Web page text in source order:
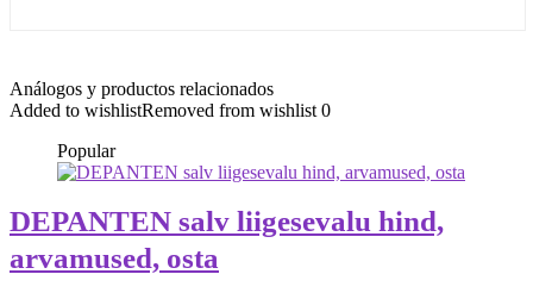
Análogos y productos relacionados
Added to wishlistRemoved from wishlist 0
Popular
DEPANTEN salv liigesevalu hind,
arvamused, osta